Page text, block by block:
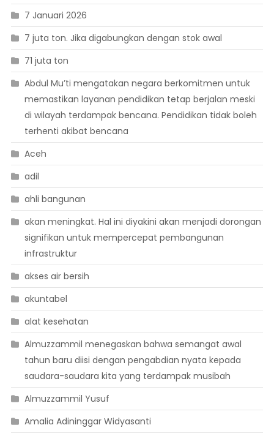
7 Januari 2026
7 juta ton. Jika digabungkan dengan stok awal
71 juta ton
Abdul Mu’ti mengatakan negara berkomitmen untuk
memastikan layanan pendidikan tetap berjalan meski
di wilayah terdampak bencana. Pendidikan tidak boleh
terhenti akibat bencana
Aceh
adil
ahli bangunan
akan meningkat. Hal ini diyakini akan menjadi dorongan
signifikan untuk mempercepat pembangunan
infrastruktur
akses air bersih
akuntabel
alat kesehatan
Almuzzammil menegaskan bahwa semangat awal
tahun baru diisi dengan pengabdian nyata kepada
saudara-saudara kita yang terdampak musibah
Almuzzammil Yusuf
Amalia Adininggar Widyasanti